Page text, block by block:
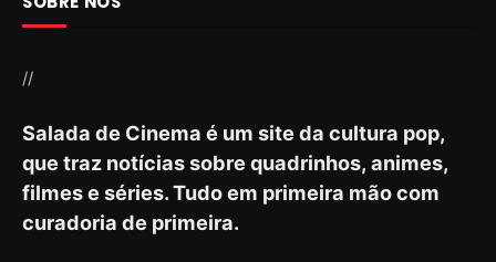
//
Salada de Cinema é um site da cultura pop,
que traz notícias sobre quadrinhos, animes,
filmes e séries. Tudo em primeira mão com
curadoria de primeira.